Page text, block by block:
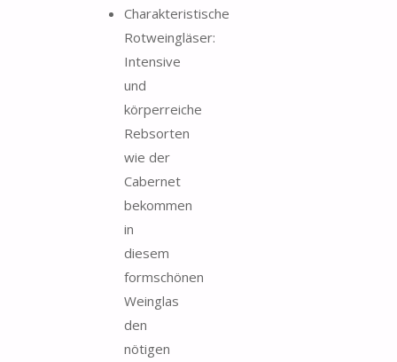
Charakteristische
Rotweingläser:
Intensive
und
körperreiche
Rebsorten
wie der
Cabernet
bekommen
in
diesem
formschönen
Weinglas
den
nötigen